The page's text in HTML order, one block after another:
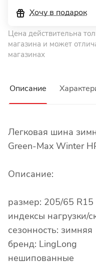
Хочу в подарок
Цена действительна
магазина и может
магазинах
Описание
Легковая шина
Green-Max Winter
Описание:
размер: 205/65 R15
индексы нагрузки/
сезонность: зимняя
бренд: LingLong
нешипованные